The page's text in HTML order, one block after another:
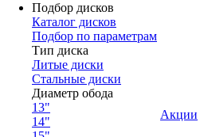
Подбор дисков
Каталог дисков
Подбор по параметрам
Тип диска
Литые диски
Стальные диски
Диаметр обода
13"
14"
Акции